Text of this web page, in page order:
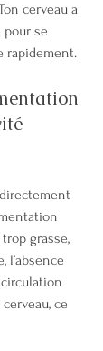
cerveau a
se
rapidement.
grasse,
l’absence
ce